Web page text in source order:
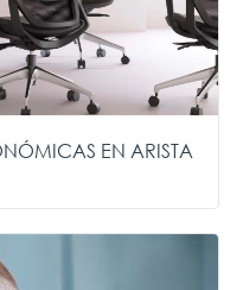
EN ARISTA